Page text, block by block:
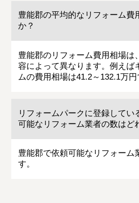
豊能郡の平均的なリフォーム費
か？
豊能郡のリフォーム費用相場は
容によって異なります。例えば
ムの費用相場は41.2～132.1万円
リフォームパークに登録してい
可能なリフォーム業者の数はど
豊能郡で依頼可能なリフォーム
す。